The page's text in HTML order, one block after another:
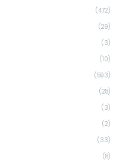
(472)
(29)
(3)
(10)
(593)
(28)
(3)
(2)
(33)
(8)